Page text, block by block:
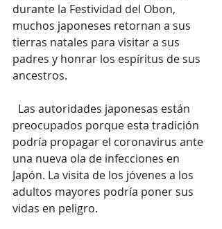
durante la Festividad del Obon,
muchos japoneses retornan a sus
tierras natales para visitar a sus
padres y honrar los espíritus de sus
ancestros.
preocupados porque esta tradición
podría propagar el coronavirus ante
una nueva ola de infecciones en
Japón. La visita de los jóvenes a los
adultos mayores podría poner sus
vidas en peligro.